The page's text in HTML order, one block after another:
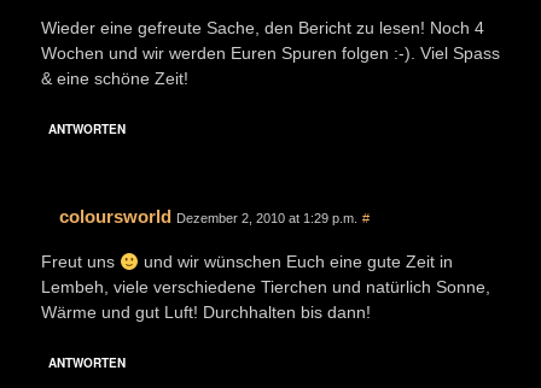
Wieder eine gefreute Sache, den Bericht zu lesen! Noch 4
Wochen und wir werden Euren Spuren folgen :-). Viel Spass
& eine schöne Zeit!
ANTWORTEN
coloursworld Dezember 2, 2010 at 1:29 p.m. #
Freut uns
und wir wünschen Euch eine gute Zeit in
Lembeh, viele verschiedene Tierchen und natürlich Sonne,
Wärme und gut Luft! Durchhalten bis dann!
ANTWORTEN